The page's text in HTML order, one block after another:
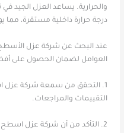
والحرارية. يساعد العزل الجيد
درجة حرارة داخلية مستقرة، مما
عند البحث عن شركة عزل
العوامل لضمان الحصول على
1. التحقق من سمعة شركة عزل
التقييمات والمراجعات.
2. التأكد من أن شركة عزل